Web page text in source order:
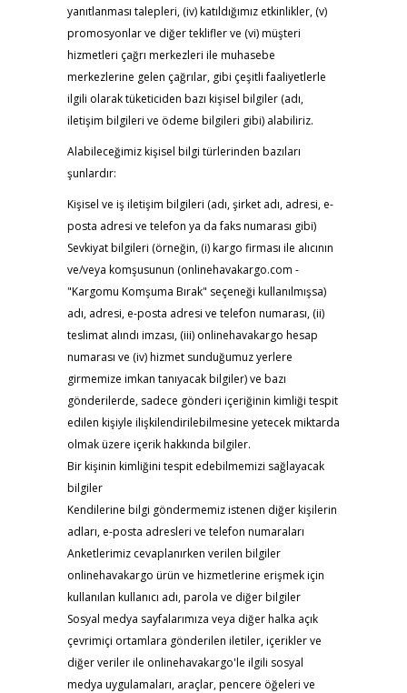
yanıtlanması talepleri, (iv) katıldığımız etkinlikler, (v)
promosyonlar ve diğer teklifler ve (vi) müşteri
hizmetleri çağrı merkezleri ile muhasebe
merkezlerine gelen çağrılar, gibi çeşitli faaliyetlerle
ilgili olarak tüketiciden bazı kişisel bilgiler (adı,
iletişim bilgileri ve ödeme bilgileri gibi) alabiliriz.
Alabileceğimiz kişisel bilgi türlerinden bazıları
şunlardır:
Kişisel ve iş iletişim bilgileri (adı, şirket adı, adresi, e-
posta adresi ve telefon ya da faks numarası gibi)
Sevkiyat bilgileri (örneğin, (i) kargo firması ile alıcının
ve/veya komşusunun (onlinehavakargo.com -
"Kargomu Komşuma Bırak" seçeneği kullanılmışsa)
adı, adresi, e-posta adresi ve telefon numarası, (ii)
teslimat alındı imzası, (iii) onlinehavakargo hesap
numarası ve (iv) hizmet sunduğumuz yerlere
girmemize imkan tanıyacak bilgiler) ve bazı
gönderilerde, sadece gönderi içeriğinin kimliği tespit
edilen kişiyle ilişkilendirilebilmesine yetecek miktarda
olmak üzere içerik hakkında bilgiler.
Bir kişinin kimliğini tespit edebilmemizi sağlayacak
bilgiler
Kendilerine bilgi göndermemiz istenen diğer kişilerin
adları, e-posta adresleri ve telefon numaraları
Anketlerimiz cevaplanırken verilen bilgiler
onlinehavakargo ürün ve hizmetlerine erişmek için
kullanılan kullanıcı adı, parola ve diğer bilgiler
Sosyal medya sayfalarımıza veya diğer halka açık
çevrimiçi ortamlara gönderilen iletiler, içerikler ve
diğer veriler ile onlinehavakargo'le ilgili sosyal
medya uygulamaları, araçlar, pencere öğeleri ve